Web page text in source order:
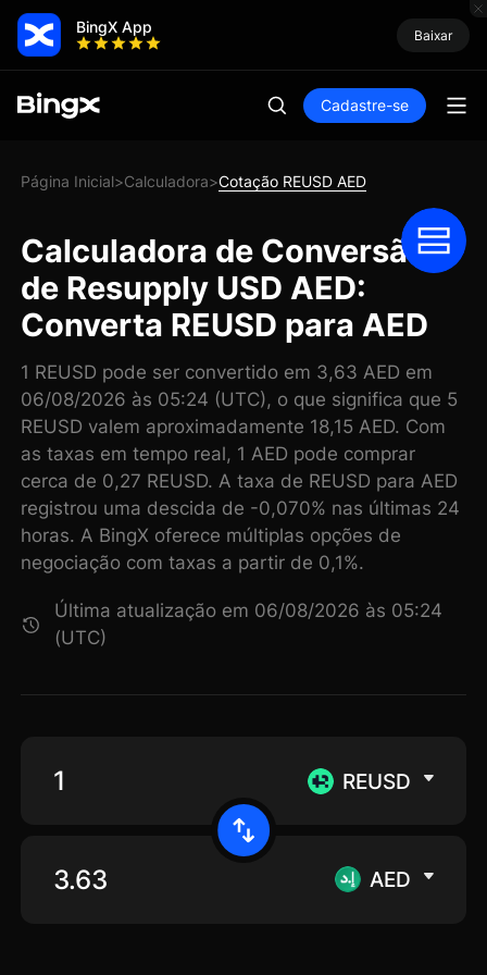
BingX App Baixar
Cadastre-se
Página Inicial>Calculadora>Cotação REUSD AED
Calculadora de Conversão
de Resupply USD AED:
Converta REUSD para AED
1 REUSD pode ser convertido em 3,63 AED em
06/08/2026 às 05:24 (UTC), o que significa que 5
REUSD valem aproximadamente 18,15 AED. Com
as taxas em tempo real, 1 AED pode comprar
cerca de 0,27 REUSD. A taxa de REUSD para AED
registrou uma descida de -0,070% nas últimas 24
horas. A BingX oferece múltiplas opções de
negociação com taxas a partir de 0,1%.
Última atualização em 06/08/2026 às 05:24
(UTC)
REUSD
AED